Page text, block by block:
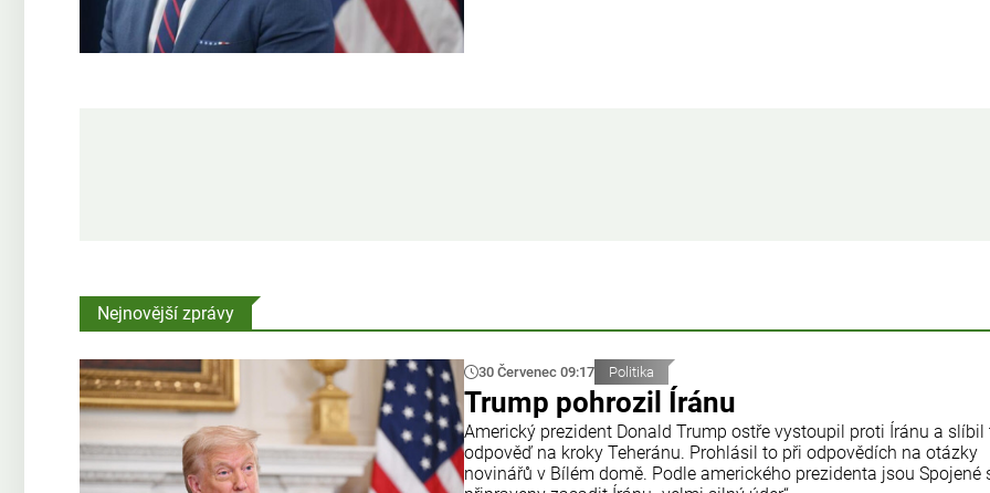
Nejnovější zprávy
30 Červenec 09:17 Politika
Trump pohrozil Íránu
Americký prezident Donald Trump ostře vystoupil proti Íránu a slíbil
odpověď na kroky Teheránu. Prohlásil to při odpovědích na otázky
novinářů v Bílém domě. Podle amerického prezidenta jsou Spojené